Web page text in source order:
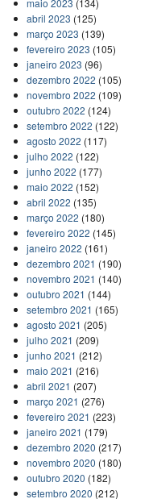
maio 2023 (134)
abril 2023 (125)
março 2023 (139)
fevereiro 2023 (105)
janeiro 2023 (96)
dezembro 2022 (105)
novembro 2022 (109)
outubro 2022 (124)
setembro 2022 (122)
agosto 2022 (117)
julho 2022 (122)
junho 2022 (177)
maio 2022 (152)
abril 2022 (135)
março 2022 (180)
fevereiro 2022 (145)
janeiro 2022 (161)
dezembro 2021 (190)
novembro 2021 (140)
outubro 2021 (144)
setembro 2021 (165)
agosto 2021 (205)
julho 2021 (209)
junho 2021 (212)
maio 2021 (216)
abril 2021 (207)
março 2021 (276)
fevereiro 2021 (223)
janeiro 2021 (179)
dezembro 2020 (217)
novembro 2020 (180)
outubro 2020 (182)
setembro 2020 (212)